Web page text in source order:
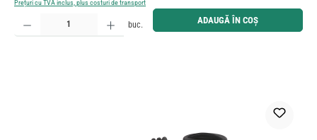
Prețuri cu TVA inclus, plus costuri de transport
Cantitate produs: Introduceți cantitatea dorită sau utilizați butoanele pentru a mări sau micșora
buc. ADAUGĂ ÎN COȘ